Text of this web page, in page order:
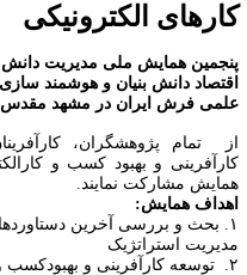
الکترونیکی
همایش ملی مدیریت دانش و
دانش بنیان و هوشمند سازی
فرش ایراندر مشهد مقدس
تمام پژوهشگران،
و بهبود کسب و
مشارکت نمایند.
همایش:
.بحث و بررسی آخرین
استراتژیک
.توسعه کارآفرینی و بهبودکسب